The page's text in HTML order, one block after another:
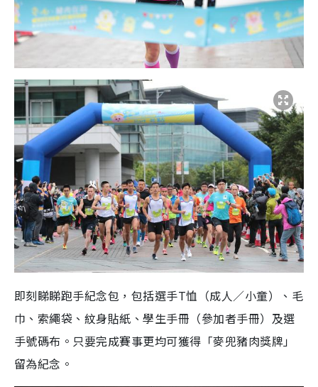
即刻睇睇跑手紀念包，包括選手T恤 （成人／小童）、毛
巾、索繩袋、紋身貼紙、學生手冊（參加者手冊）及選
手號碼布。只要完成賽事更均可獲得「麥兜豬肉獎牌」
留為紀念。